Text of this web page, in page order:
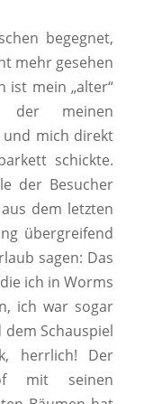
begegnet,
mehr gesehen
ist mein „alter“
der meinen
und mich direkt
schickte.
der Besucher
dem letzten
übergreifend
sagen: Das
ich in Worms
ich war sogar
Schauspiel
herrlich! Der
mit seinen